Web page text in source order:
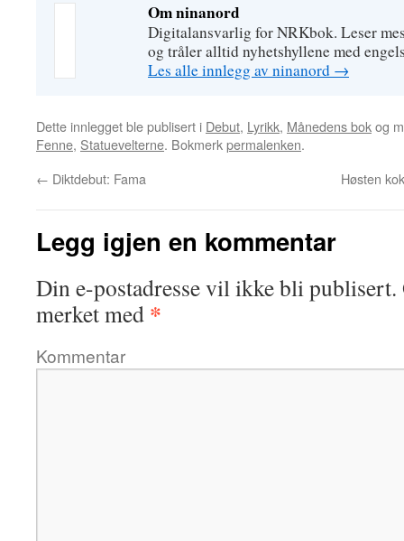
Om ninanord
Digitalansvarlig for NRKbok. Leser
og tråler alltid nyhetshyllene med
Les alle innlegg av ninanord →
Dette innlegget ble publisert i Debut, Lyrikk, Månedens bokog
Fenne, Statuevelterne. Bokmerkpermalenken.
← Diktdebut: Fama Høsten
Legg igjen en kommentar
Din e-postadresse vil ikke bli publisert.
merket med *
Kommentar